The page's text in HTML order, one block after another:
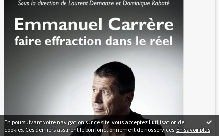
En poursuivant votre navigation sur ce site, vous acceptez l'utilisation de
cookies. Ces derniers assurent le bon fonctionnement de nos services. En savoir plus.